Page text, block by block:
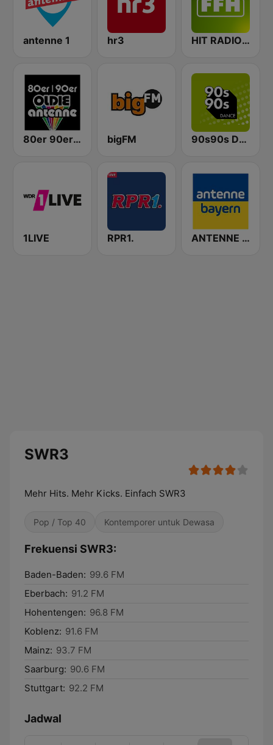
antenne 1 hr3 HIT RADIO FFH
80er 90er OLDIE ANTENNE bigFM 90s90s Dance
1LIVE RPR1. ANTENNE BAYERN
SWR3
Mehr Hits. Mehr Kicks. Einfach SWR3
Pop / Top 40 Kontemporer untuk Dewasa
Frekuensi SWR3:
Baden-Baden: 99.6 FM
Eberbach: 91.2 FM
Hohentengen: 96.8 FM
Koblenz: 91.6 FM
Mainz: 93.7 FM
Saarburg: 90.6 FM
Stuttgart: 92.2 FM
Jadwal